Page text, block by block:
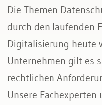
Kauf und Verkauf
Wettbewerb und Handel
Transport und Verkehr
Allgemeines Privatrecht
Die Themen
durch den laufenden
Digitalisierung heute
Unternehmen gilt es
rechtlichen
Unsere